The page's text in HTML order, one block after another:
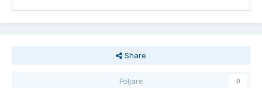
Share
Följare 0